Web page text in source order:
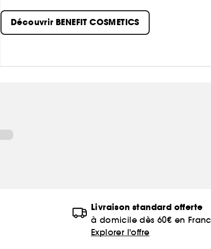
bien-être intérieur se voit à l'extérieur.​
Alors, que vous soyez à la recherche de votre produit
besoin de vous amuser, on s'occupe de vous.
Découvrir BENEFIT COSMETICS
Livraison standard offerte
à domicile dès 60€ en
Explorer l'offre